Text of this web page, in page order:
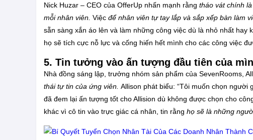
Nick Huzar – CEO của OfferUp nhấn mạnh rằng tháo vát chính
mỗi nhân viên. Việc để nhân viên tự tay lắp và sắp xếp bàn làm
sẵn sàng xắn áo lên và làm những công việc dù là nhỏ nhất hay
họ sẽ tích cực nỗ lực và cống hiến hết mình cho các công việc
5. Tin tưởng vào ấn tượng đầu tiên của
Nhà đồng sáng lập, trưởng nhóm sản phẩm của SevenRooms,
thái tự tin của ứng viên. Allison phát biểu: “Tôi muốn chọn
đã đem lại ấn tượng tốt cho Allision dù không được chọn cho
khác vì cô tin vào trực giác cá nhân, tin rằng họ sẽ là những